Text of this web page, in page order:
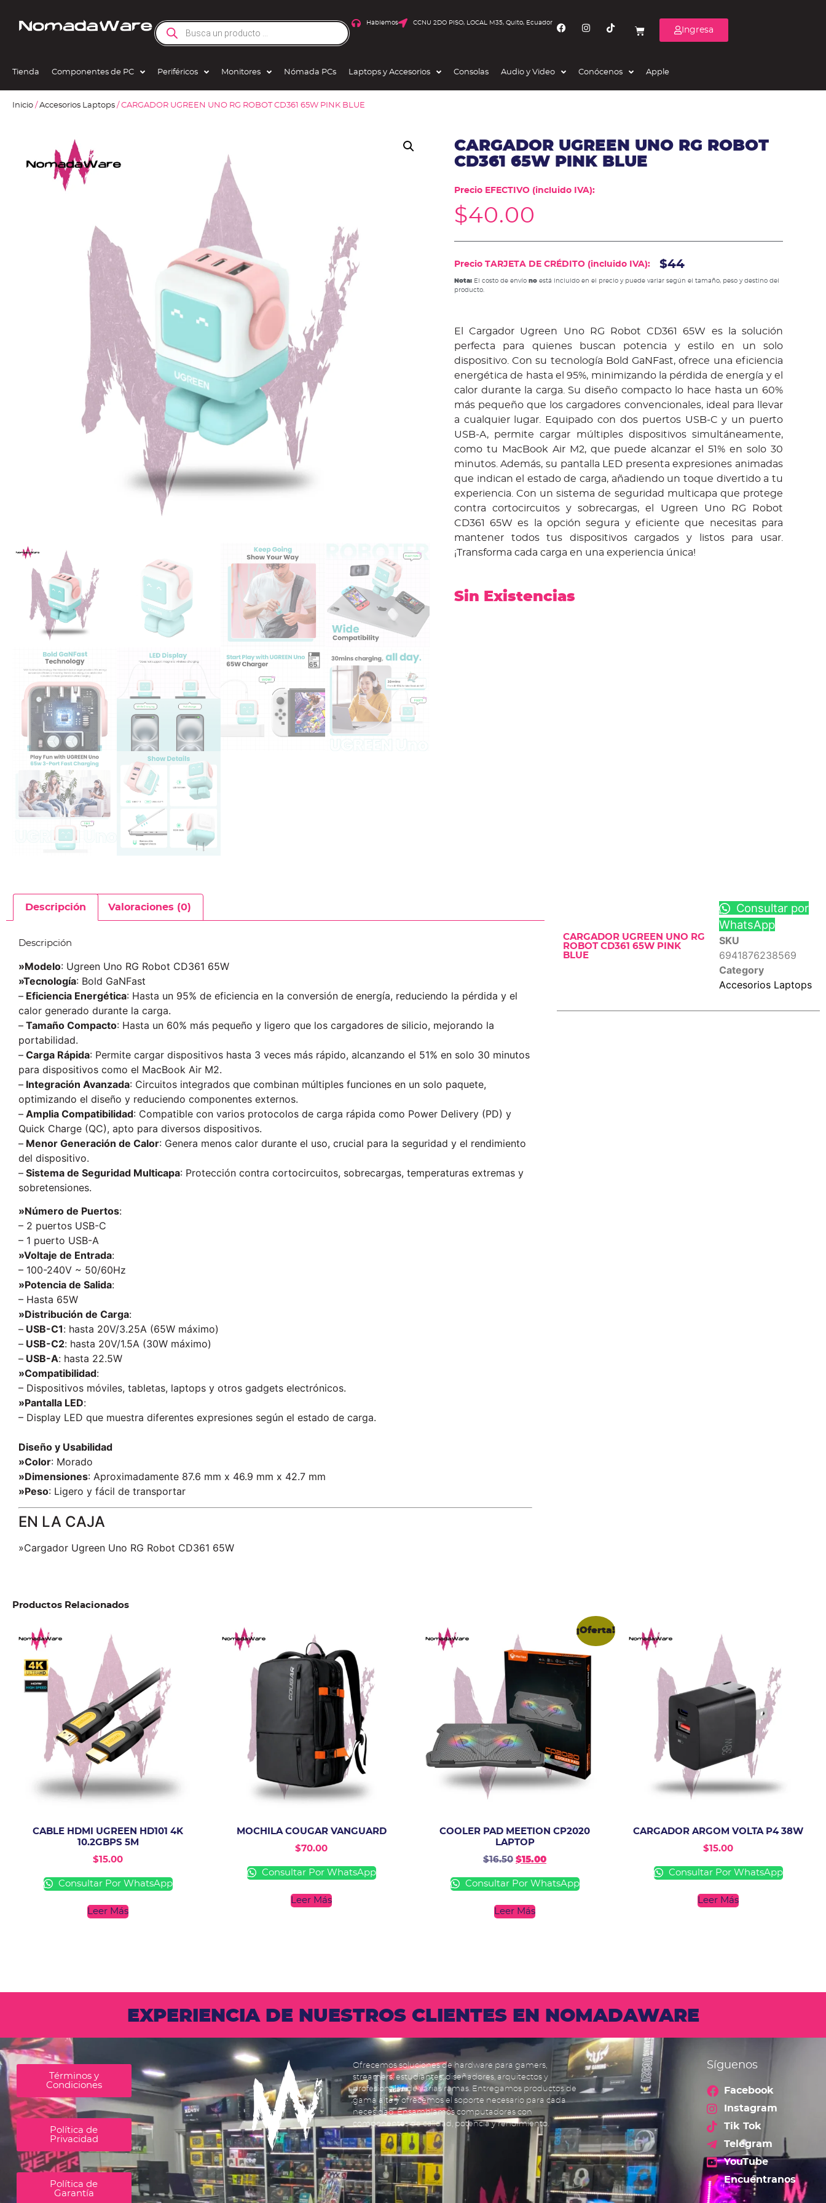
Hablemos CCNU 2DO PISO, LOCAL M35, Quito, Ecuador
Ingresa
Tienda Componentes de PC Periféricos Monitores Nómada PCs Laptops y Accesorios Consolas Audio y Video Conócenos Apple
Inicio / Accesorios Laptops / CARGADOR UGREEN UNO RG ROBOT CD361 65W PINK BLUE
CARGADOR UGREEN UNO RG ROBOT
CD361 65W PINK BLUE
Precio EFECTIVO (incluido IVA):
$40.00
Precio TARJETA DE CRÉDITO (incluido IVA): $44
Nota:El costo de envío noestá incluido en el precio y puede variar según el tamaño, peso y destino del
producto.
El Cargador Ugreen Uno RG Robot CD361 65W es la solución
perfecta para quienes buscan potencia y estilo en un solo
dispositivo. Con su tecnología Bold GaNFast, ofrece una eficiencia
energética de hasta el 95%, minimizando la pérdida de energía y el
calor durante la carga. Su diseño compacto lo hace hasta un 60%
más pequeño que los cargadores convencionales, ideal para llevar
a cualquier lugar. Equipado con dos puertos USB-C y un puerto
USB-A, permite cargar múltiples dispositivos simultáneamente,
como tu MacBook Air M2, que puede alcanzar el 51% en solo 30
minutos. Además, su pantalla LED presenta expresiones animadas
que indican el estado de carga, añadiendo un toque divertido a tu
experiencia. Con un sistema de seguridad multicapa que protege
contra cortocircuitos y sobrecargas, el Ugreen Uno RG Robot
CD361 65W es la opción segura y eficiente que necesitas para
mantener todos tus dispositivos cargados y listos para usar.
¡Transforma cada carga en una experiencia única!
Sin Existencias
Descripción Valoraciones (0)
Descripción
»Modelo: Ugreen Uno RG Robot CD361 65W
»Tecnología: Bold GaNFast
– Eficiencia Energética: Hasta un 95% de eficiencia en la conversión de energía, reduciendo la pérdida y el
calor generado durante la carga.
– Tamaño Compacto: Hasta un 60% más pequeño y ligero que los cargadores de silicio, mejorando la
portabilidad.
– Carga Rápida: Permite cargar dispositivos hasta 3 veces más rápido, alcanzando el 51% en solo 30 minutos
para dispositivos como el MacBook Air M2.
– Integración Avanzada: Circuitos integrados que combinan múltiples funciones en un solo paquete,
optimizando el diseño y reduciendo componentes externos.
– Amplia Compatibilidad: Compatible con varios protocolos de carga rápida como Power Delivery (PD) y
Quick Charge (QC), apto para diversos dispositivos.
– Menor Generación de Calor: Genera menos calor durante el uso, crucial para la seguridad y el rendimiento
del dispositivo.
– Sistema de Seguridad Multicapa: Protección contra cortocircuitos, sobrecargas, temperaturas extremas y
sobretensiones.
»Número de Puertos:
– 2 puertos USB-C
– 1 puerto USB-A
»Voltaje de Entrada:
– 100-240V ~ 50/60Hz
»Potencia de Salida:
– Hasta 65W
»Distribución de Carga:
– USB-C1: hasta 20V/3.25A (65W máximo)
– USB-C2: hasta 20V/1.5A (30W máximo)
– USB-A: hasta 22.5W
»Compatibilidad:
– Dispositivos móviles, tabletas, laptops y otros gadgets electrónicos.
»Pantalla LED:
– Display LED que muestra diferentes expresiones según el estado de carga.
Diseño y Usabilidad
»Color: Morado
»Dimensiones: Aproximadamente 87.6 mm x 46.9 mm x 42.7 mm
»Peso: Ligero y fácil de transportar
EN LA CAJA
»Cargador Ugreen Uno RG Robot CD361 65W
CARGADOR UGREEN UNO RG
ROBOT CD361 65W PINK
BLUE
Consultar por
WhatsApp
SKU
6941876238569
Category
Accesorios Laptops
Productos Relacionados
CABLE HDMI UGREEN HD101 4K
10.2GBPS 5M
$15.00
Consultar Por WhatsApp
Leer Más
MOCHILA COUGAR VANGUARD
$70.00
Consultar Por WhatsApp
Leer Más
¡Oferta!
COOLER PAD MEETION CP2020
LAPTOP
$16.50 $15.00
Consultar Por WhatsApp
Leer Más
CARGADOR ARGOM VOLTA P4 38W
$15.00
Consultar Por WhatsApp
Leer Más
EXPERIENCIA DE NUESTROS CLIENTES EN NOMADAWARE
Términos y
Condiciones
Política de
Privacidad
Política de
Garantía
Ofrecemos soluciones de hardware para gamers,
streamers, estudiantes, diseñadores, arquitectos y
profesionales de varias ramas. Entregamos productos de
gama alta y ofrecemos el soporte necesario para cada
necesidad. Ensamblamos computadoras con
componentes de calidad, potencia y rendimiento.
Síguenos
Facebook
Instagram
Tik Tok
Telegram
YouTube
Encuéntranos